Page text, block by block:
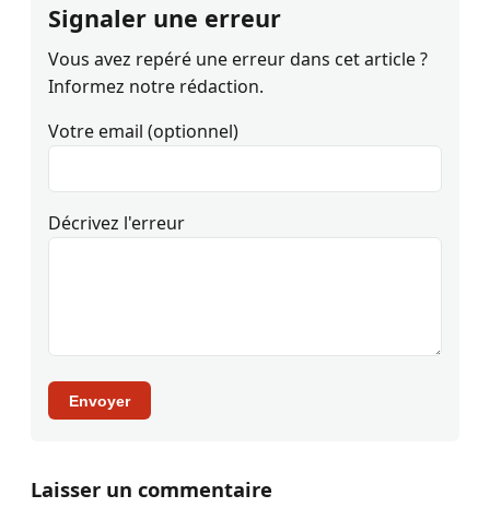
Signaler une erreur
Vous avez repéré une erreur dans cet article ?
Informez notre rédaction.
Votre email (optionnel)
Décrivez l'erreur
Envoyer
Laisser un commentaire